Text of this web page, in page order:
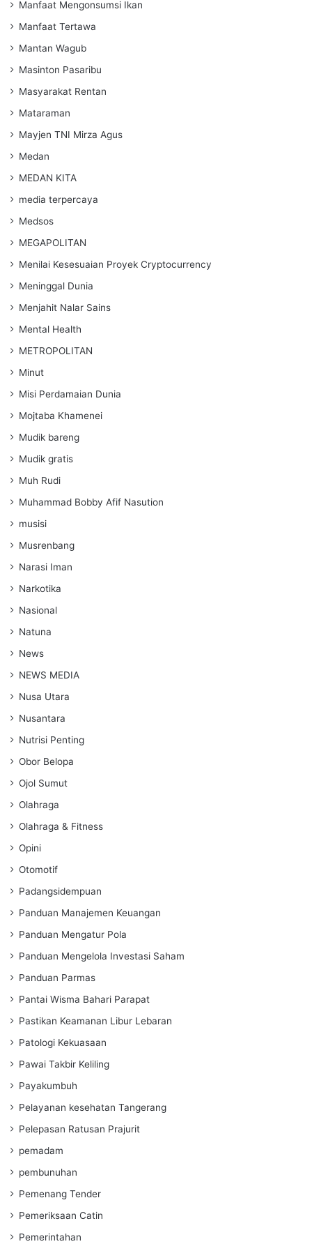
Manfaat Mengonsumsi Ikan
Manfaat Tertawa
Mantan Wagub
Masinton Pasaribu
Masyarakat Rentan
Mataraman
Mayjen TNI Mirza Agus
Medan
MEDAN KITA
media terpercaya
Medsos
MEGAPOLITAN
Menilai Kesesuaian Proyek Cryptocurrency
Meninggal Dunia
Menjahit Nalar Sains
Mental Health
METROPOLITAN
Minut
Misi Perdamaian Dunia
Mojtaba Khamenei
Mudik bareng
Mudik gratis
Muh Rudi
Muhammad Bobby Afif Nasution
musisi
Musrenbang
Narasi Iman
Narkotika
Nasional
Natuna
News
NEWS MEDIA
Nusa Utara
Nusantara
Nutrisi Penting
Obor Belopa
Ojol Sumut
Olahraga
Olahraga & Fitness
Opini
Otomotif
Padangsidempuan
Panduan Manajemen Keuangan
Panduan Mengatur Pola
Panduan Mengelola Investasi Saham
Panduan Parmas
Pantai Wisma Bahari Parapat
Pastikan Keamanan Libur Lebaran
Patologi Kekuasaan
Pawai Takbir Keliling
Payakumbuh
Pelayanan kesehatan Tangerang
Pelepasan Ratusan Prajurit
pemadam
pembunuhan
Pemenang Tender
Pemeriksaan Catin
Pemerintahan